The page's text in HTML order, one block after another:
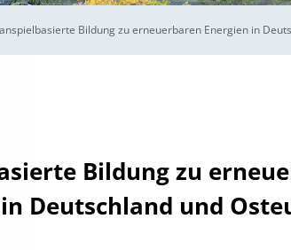
Bildung zu erneuerbaren Energien in
Bildung zu
in Deutschland und